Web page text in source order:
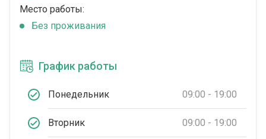
Место работы:
Без проживания
График работы
Понедельник 09:00 - 19:00
Вторник 09:00 - 19:00